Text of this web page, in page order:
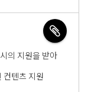
의 지원을 받아
컨텐츠 지원